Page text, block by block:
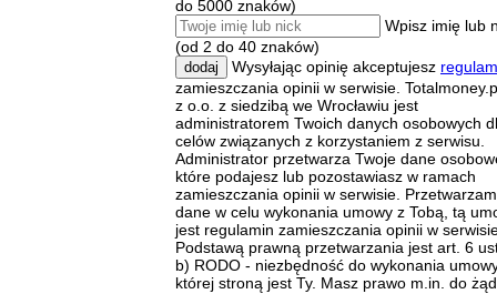
do 5000 znaków)
Wpisz imię lub
(od 2 do 40 znaków)
dodaj Wysyłając opinię akceptujesz
zamieszczania opinii w serwisie.
z o.o. z siedzibą we Wrocławiu jest
administratorem Twoich danych osobowych
celów związanych z korzystaniem z serwisu.
Administrator przetwarza Twoje dane
które podajesz lub pozostawiasz w ramach
zamieszczania opinii w serwisie.
dane w celu wykonania umowy z Tobą, tą
jest regulamin zamieszczania opinii w
Podstawą prawną przetwarzania jest art. 6
b) RODO - niezbędność do wykonania
której stroną jest Ty. Masz prawo m.in. do